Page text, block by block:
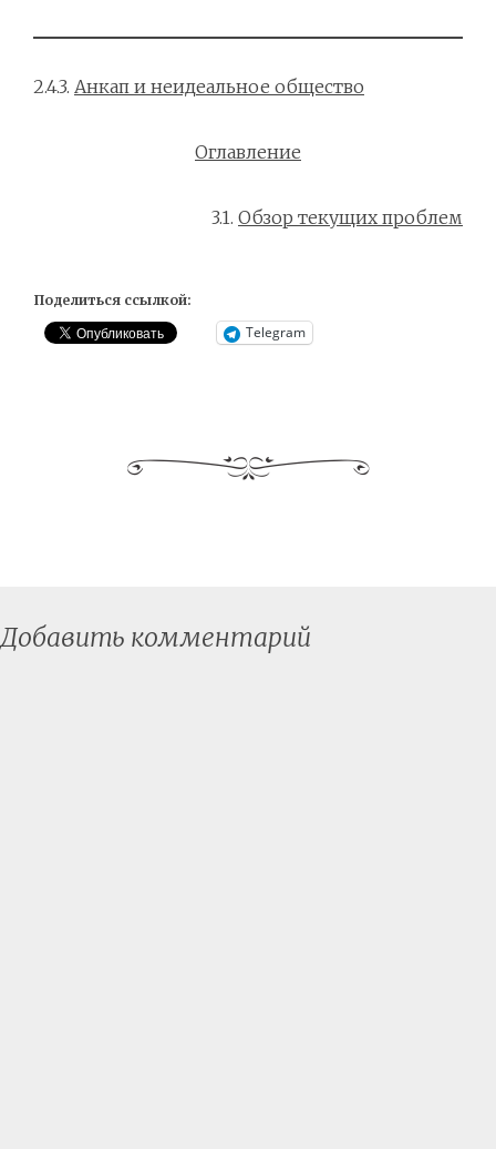
2.4.3. Анкап и неидеальное общество
Оглавление
3.1. Обзор текущих проблем
Поделиться ссылкой:
Telegram
Добавить комментарий